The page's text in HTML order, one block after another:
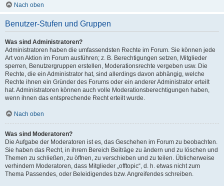
Nach oben
Benutzer-Stufen und Gruppen
Was sind Administratoren?
Administratoren haben die umfassendsten Rechte im Forum. Sie können jede
Art von Aktion im Forum ausführen; z. B. Berechtigungen setzen, Mitglieder
sperren, Benutzergruppen erstellen, Moderationsrechte vergeben usw. Die
Rechte, die ein Administrator hat, sind allerdings davon abhängig, welche
Rechte ihnen ein Gründer des Forums oder ein anderer Administrator erteilt
hat. Administratoren können auch volle Moderationsberechtigungen haben,
wenn ihnen das entsprechende Recht erteilt wurde.
Nach oben
Was sind Moderatoren?
Die Aufgabe der Moderatoren ist es, das Geschehen im Forum zu beobachten.
Sie haben das Recht, in ihrem Bereich Beiträge zu ändern und zu löschen und
Themen zu schließen, zu öffnen, zu verschieben und zu teilen. Üblicherweise
verhindern Moderatoren, dass Mitglieder „offtopic“, d. h. etwas nicht zum
Thema Passendes, oder Beleidigendes bzw. Angreifendes schreiben.